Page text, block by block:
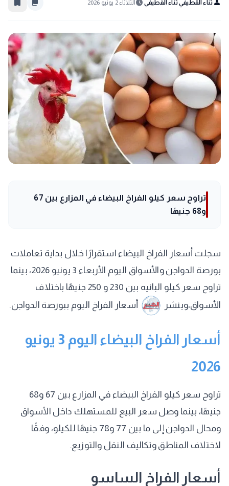
person ثناء القطيفي ثناء القطيفي schedule الثلاثاء 2 يونيو 2026 content_copy
bookmark_border
تراوح سعر كيلو الفراخ البيضاء في المزارع بين 67
و68 جنيهًا
سجلت أسعار الفراخ البيضاء استقرارًا خلال بداية تعاملات
بورصة الدواجن والأسواق اليوم الأربعاء 3 يونيو 2026، بينما
تراوح سعر كيلو البانيه بين 230 و 250 جنيهًا باختلاف
الأسواق،وينشر
أسعار الفراخ اليوم ببورصة الدواجن.
أسعار الفراخ البيضاء اليوم 3 يونيو
2026
تراوح سعر كيلو الفراخ البيضاء في المزارع بين 67 و68
جنيهًا، بينما وصل سعر البيع للمستهلك داخل الأسواق
ومحال الدواجن إلى ما بين 77 و78 جنيهًا للكيلو، وفقًا
لاختلاف المناطق وتكاليف النقل والتوزيع.
أسعار الفراخ الساسو